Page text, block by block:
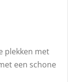
plekken met
een schone